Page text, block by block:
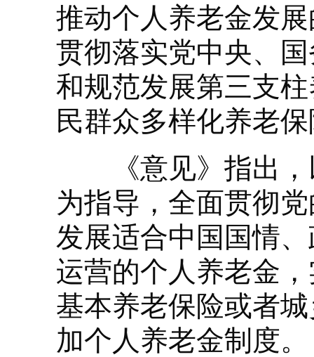
推动个人养老金发
贯彻落实党中央、
和规范发展第三支
民群众多样化养老
《意见》指出，
为指导，全面贯彻
发展适合中国国情
运营的个人养老金
基本养老保险或者
加个人养老金制度。